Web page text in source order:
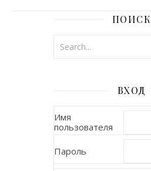
ПОИСК
ВХОД
Имя
пользователя
Пароль